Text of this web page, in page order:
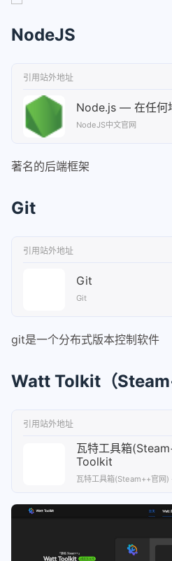
NodeJS
引用站外地址
Node.js — 在任何
NodeJS中文官网
著名的后端框架
Git
引用站外地址
Git
Git
git是一个分布式版本控制软件
Watt Tolkit（
引用站外地址
瓦特工具箱
Toolkit
瓦特工具箱(Steam++官网